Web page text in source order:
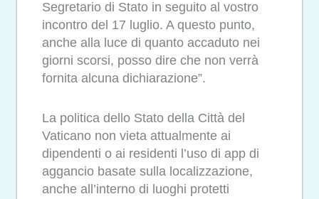
Segretario di Stato in seguito al vostro
incontro del 17 luglio. A questo punto,
anche alla luce di quanto accaduto nei
giorni scorsi, posso dire che non verrà
fornita alcuna dichiarazione”.
La politica dello Stato della Città del
Vaticano non vieta attualmente ai
dipendenti o ai residenti l’uso di app di
aggancio basate sulla localizzazione,
anche all’interno di luoghi protetti